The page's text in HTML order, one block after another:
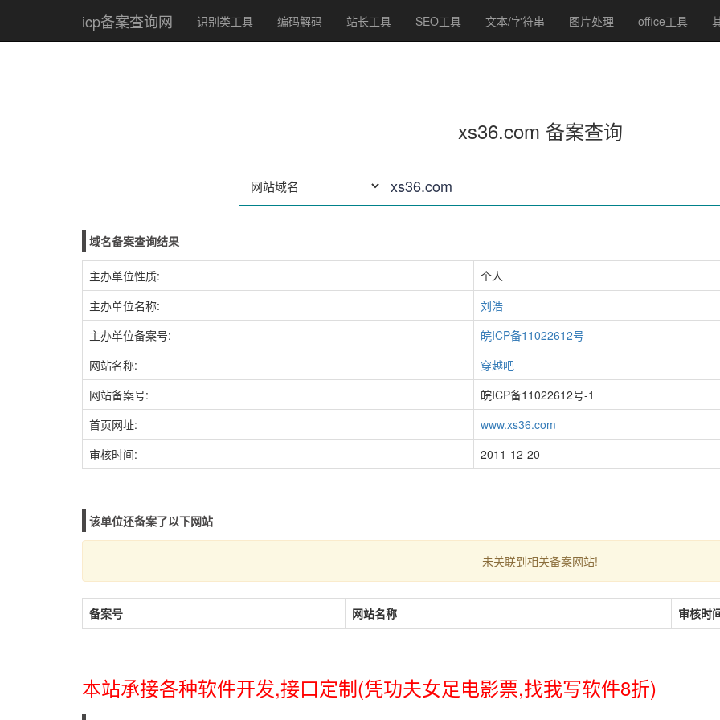
icp备案查询网 识别类工具 编码解码 站长工具 SEO工具 文本/字符串 图片处理 office工具
xs36.com 备案查询
域名备案查询结果
主办单位性质:
个人
主办单位名称:
刘浩
主办单位备案号:
皖ICP备11022612号
网站名称:
穿越吧
网站备案号:
皖ICP备11022612号-1
首页网址:
www.xs36.com
审核时间:
2011-12-20
该单位还备案了以下网站
未关联到相关备案网站!
备案号 网站名称 审核时
本站承接各种软件开发,接口定制(凭功夫女足电影票,找我写软件8折)